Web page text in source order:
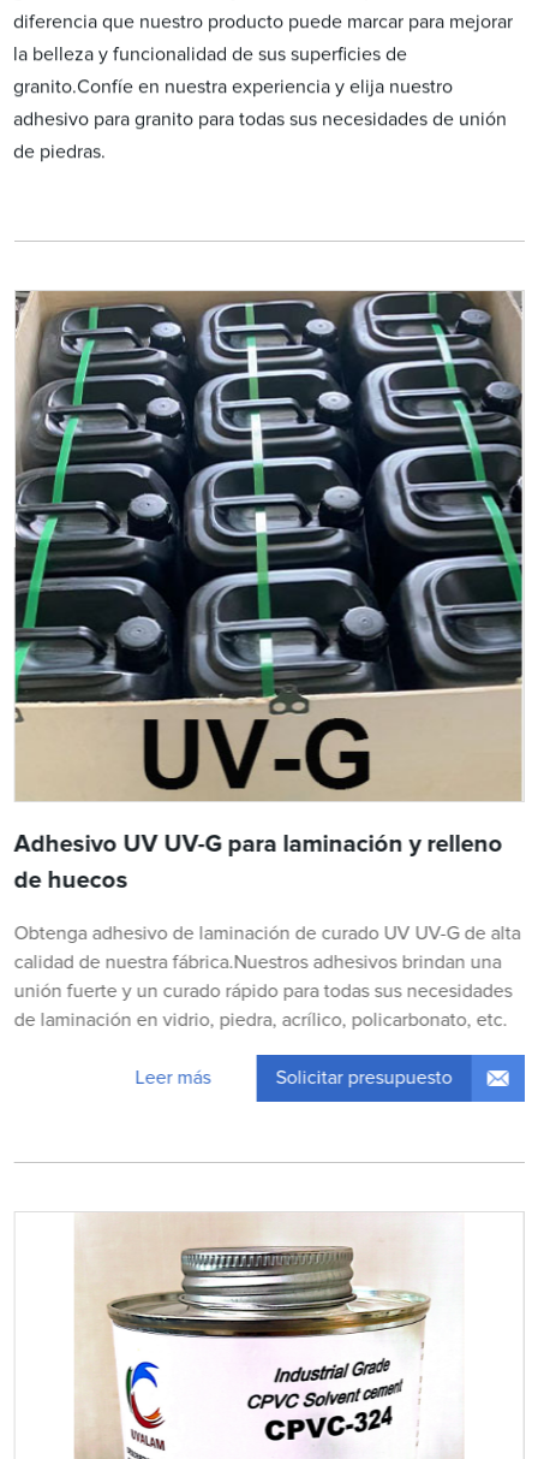
diferencia que nuestro producto puede marcar para mejorar
la belleza y funcionalidad de sus superficies de
granito.Confíe en nuestra experiencia y elija nuestro
adhesivo para granito para todas sus necesidades de unión
de piedras.
Adhesivo UV UV-G para laminación y relleno
de huecos
Obtenga adhesivo de laminación de curado UV UV-G de alta
calidad de nuestra fábrica.Nuestros adhesivos brindan una
unión fuerte y un curado rápido para todas sus necesidades
de laminación en vidrio, piedra, acrílico, policarbonato, etc.
Leer más Solicitar presupuesto